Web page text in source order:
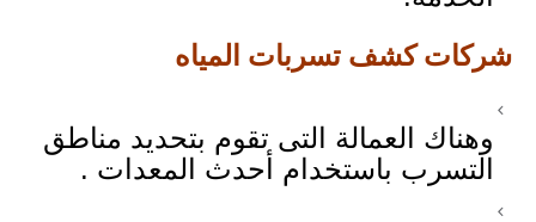
شركات كشف تسربات المياه
وهناك العمالة التى تقوم بتحديد مناطق
التسرب باستخدام أحدث المعدات .